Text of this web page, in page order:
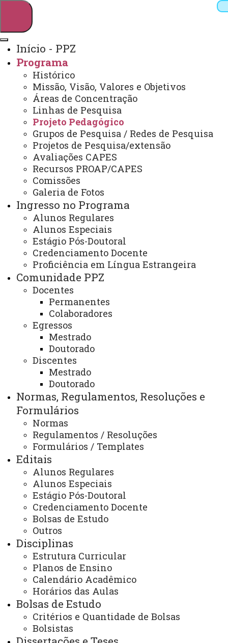
Webmail Sistemas
Arquivo Virtual
Campus
Início - PPZ
Programa
Histórico
Missão, Visão, Valores e Objetivos
Áreas de Concentração
Linhas de Pesquisa
Projeto Pedagógico
Grupos de Pesquisa / Redes de Pesquisa
Projetos de Pesquisa/extensão
Avaliações CAPES
Recursos PROAP/CAPES
Comissões
Galeria de Fotos
Ingresso no Programa
Alunos Regulares
Alunos Especiais
Estágio Pós-Doutoral
Credenciamento Docente
Proficiência em Língua Estrangeira
Comunidade PPZ
Docentes
Permanentes
Colaboradores
Egressos
Mestrado
Doutorado
Discentes
Mestrado
Doutorado
Normas, Regulamentos, Resoluções e
Formulários
Normas
Regulamentos / Resoluções
Formulários / Templates
Editais
Alunos Regulares
Alunos Especiais
Estágio Pós-Doutoral
Credenciamento Docente
Bolsas de Estudo
Outros
Disciplinas
Estrutura Curricular
Planos de Ensino
Calendário Acadêmico
Horários das Aulas
Bolsas de Estudo
Critérios e Quantidade de Bolsas
Bolsistas
Zootecnia - Unioeste/UTFPR
Projeto Pedagógico
Projeto Pedagógico a partir de 2026:
Resolução nº 136/2025-CEPE:
Projeto Pedagógico de 2022 a 2025:
Resolução nº 053/2022-CEPE:
ATUALIZAÇÃO MAIS RECENTE: 28 DE OUTUBRO DE
2025
(45) 3284-7942 (Coordenação Unioeste)
(46) 3536-8907 (Secretaria UTFPR)
(46) 3536-8922 (Coordenação UTFPR)
08:00 às 12:00
13:30 às 17:30
E-mails:
rondon.pos.zootecnia@unioeste.br
ppzunioeste@gmail.com
ppzunioesteutfpr@gmail.com
Você está aqui:Unioeste
PPZ - Pós Graduação em Zootecnia
Projeto Pedagógico